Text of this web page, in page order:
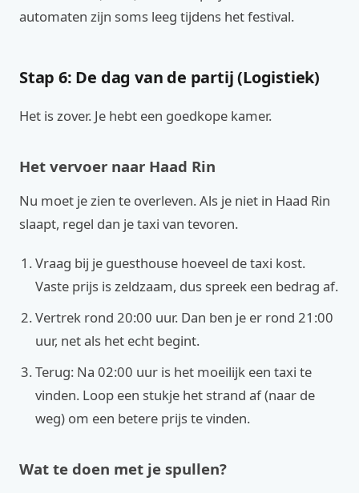
automaten zijn soms leeg tijdens het festival.
Stap 6: De dag van de partij (Logistiek)
Het is zover. Je hebt een goedkope kamer.
Het vervoer naar Haad Rin
Nu moet je zien te overleven. Als je niet in Haad Rin
slaapt, regel dan je taxi van tevoren.
Vraag bij je guesthouse hoeveel de taxi kost.
Vaste prijs is zeldzaam, dus spreek een bedrag af.
Vertrek rond 20:00 uur. Dan ben je er rond 21:00
uur, net als het echt begint.
Terug: Na 02:00 uur is het moeilijk een taxi te
vinden. Loop een stukje het strand af (naar de
weg) om een betere prijs te vinden.
Wat te doen met je spullen?